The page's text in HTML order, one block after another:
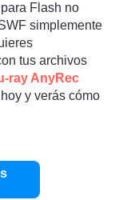
Flash no
simplemente
tus archivos
ray AnyRec
y verás cómo